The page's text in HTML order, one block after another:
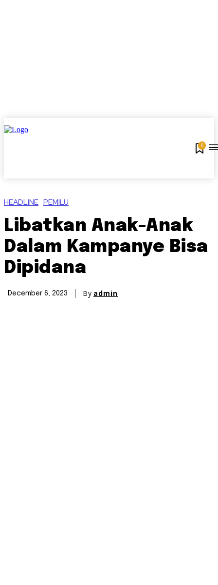
0
HEADLINE PEMILU
Libatkan Anak-Anak
Dalam Kampanye Bisa
Dipidana
December 6, 2023 By admin